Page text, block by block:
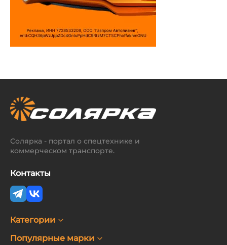
Солярка - портал о спецтехнике и
коммерческом транспорте.
Контакты
Категории
Популярные марки